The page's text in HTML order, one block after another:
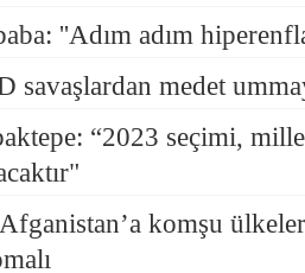
''Adım adım
savaşlardan medet
“2023 seçimi,
komşu